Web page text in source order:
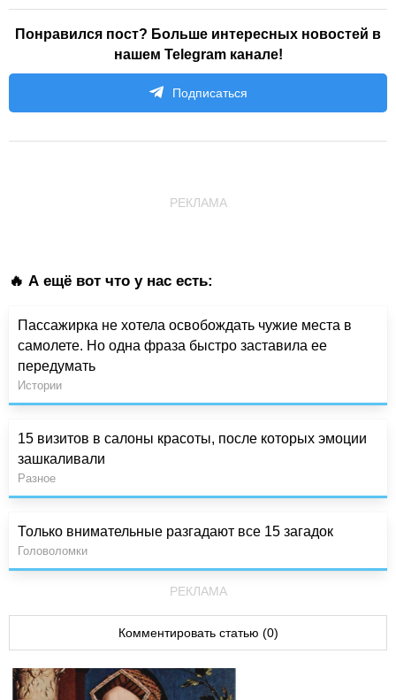
Понравился пост? Больше интересных новостей в
нашем Telegram канале!
Подписаться
РЕКЛАМА
🔥 А ещё вот что у нас есть:
Пассажирка не хотела освобождать чужие места в
самолете. Но одна фраза быстро заставила ее
передумать
Истории
15 визитов в салоны красоты, после которых эмоции
зашкаливали
Разное
Только внимательные разгадают все 15 загадок
Головоломки
РЕКЛАМА
Комментировать статью (0)